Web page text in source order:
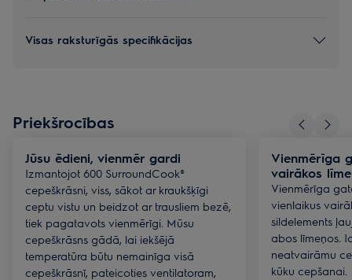
Visas raksturīgās specifikācijas
Priekšrocības
Jūsu ēdieni, vienmēr gardi
Izmantojot 600 SurroundCook®
cepeškrāsni, viss, sākot ar kraukšķīgi
ceptu vistu un beidzot ar trausliem bezē,
tiek pagatavots vienmērīgi. Mūsu
cepeškrāsns gādā, lai iekšējā
temperatūra būtu nemainīga visā
cepeškrāsnī, pateicoties ventilatoram,
Vienmērīga
vairākos
Vienmērīga
vienlaikus
sildelements
abos līmeņos.
neatvairāmu
kūku cepšanai.